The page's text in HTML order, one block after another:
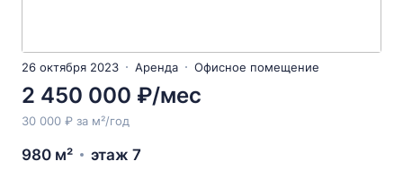
26 октября 2023 Аренда Офисное помещение
2 450 000 ₽/мес
30 000 ₽ за м²/год
980 м² этаж 7